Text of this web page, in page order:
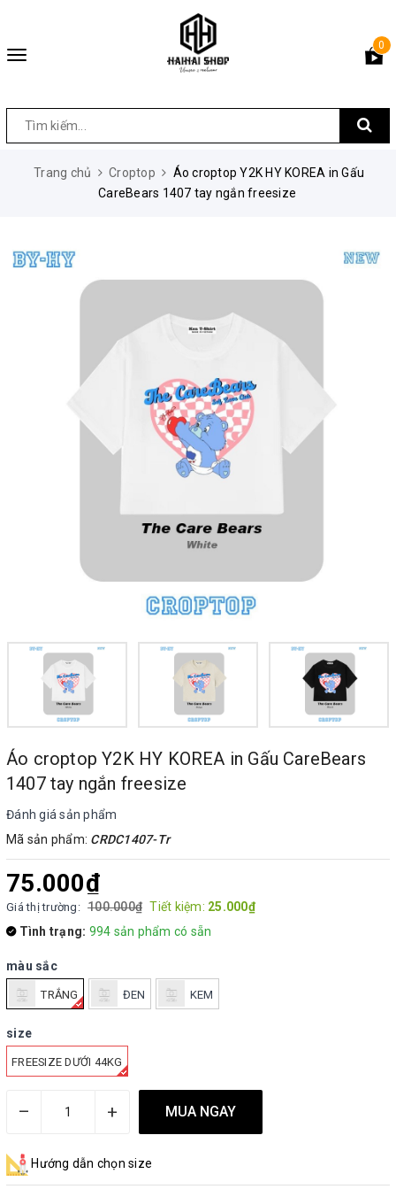
Toggle
0
Trang chủ Croptop
Áo croptop Y2K HY KOREA in Gấu
CareBears 1407 tay ngắn freesize
Áo croptop Y2K HY KOREA in Gấu CareBears
1407 tay ngắn freesize
Đánh giá sản phẩm
Mã sản phẩm: CRDC1407-Tr
75.000₫
Giá thị trường: 100.000₫ Tiết kiệm: 25.000₫
Tình trạng: 994 sản phẩm có sẵn
màu sắc
TRẮNG ĐEN KEM
size
FREESIZE DƯỚI 44KG
– + MUA NGAY
Hướng dẫn chọn size